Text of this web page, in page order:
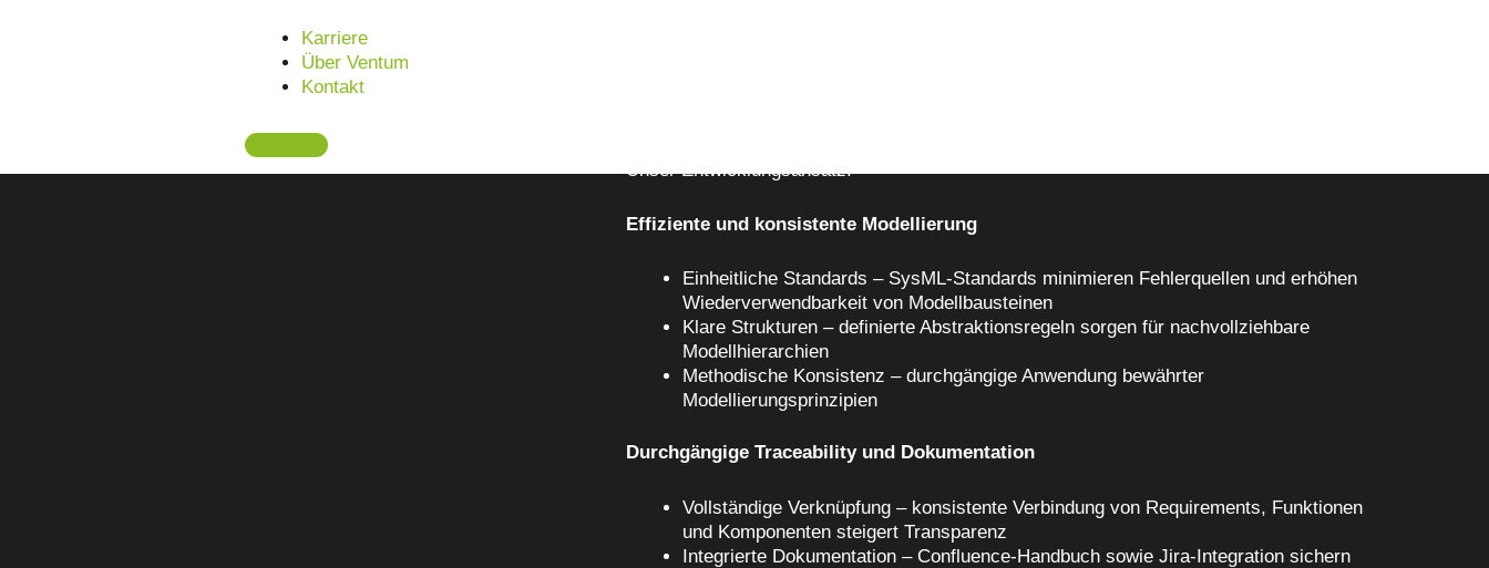
Karriere
Über Ventum
Kontakt
MBSE Consulting
Unser Entwicklungsansatz:
Effiziente und konsistente Modellierung
Einheitliche Standards – SysML-Standards minimieren Fehlerquellen und erhöhen
Wiederverwendbarkeit von Modellbausteinen
Klare Strukturen – definierte Abstraktionsregeln sorgen für nachvollziehbare
Modellhierarchien
Methodische Konsistenz – durchgängige Anwendung bewährter
Modellierungsprinzipien
Durchgängige Traceability und Dokumentation
Vollständige Verknüpfung – konsistente Verbindung von Requirements, Funktionen
und Komponenten steigert Transparenz
Integrierte Dokumentation – Confluence-Handbuch sowie Jira-Integration sichern